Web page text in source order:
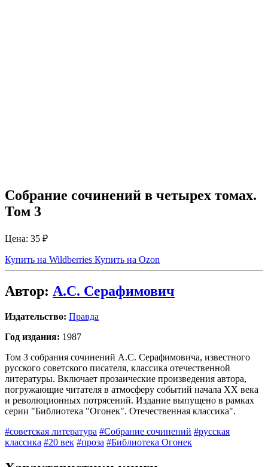
Собрание сочинений в четырех томах.
Том 3
Цена: 35 ₽
Купить на Wildberries Купить на Ozon
Автор: А.С. Серафимович
Издательство: Правда
Год издания: 1987
Том 3 собрания сочинений А.С. Серафимовича, известного
русского советского писателя, классика отечественной
литературы. Включает прозаические произведения автора,
погружающие читателя в атмосферу событий начала XX века
и революционных потрясений. Издание выпущено в рамках
серии "Библиотека "Огонек". Отечественная классика".
#советская литература #Собрание сочинений #русская
классика #20 век #проза #Библиотека Огонек